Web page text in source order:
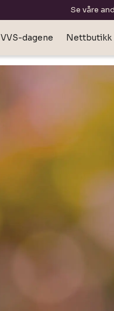
Se våre
VVS-dagene Nettbutikk